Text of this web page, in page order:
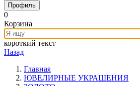
Профиль
0
Корзина
короткий текст
Назад
Главная
ЮВЕЛИРНЫЕ УКРАШЕНИЯ